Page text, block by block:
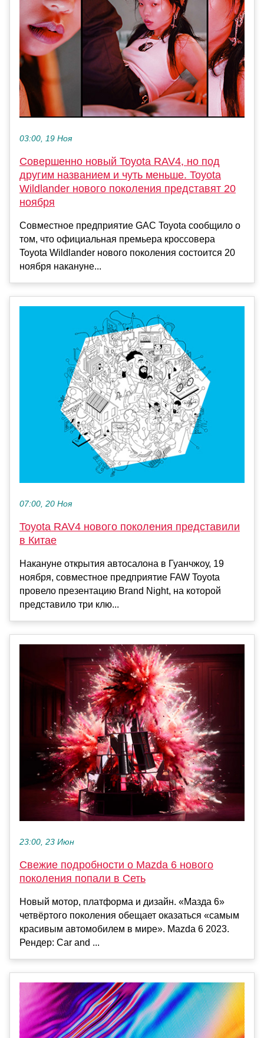
03:00, 19 Ноя
Совершенно новый Toyota RAV4, но под
другим названием и чуть меньше. Toyota
Wildlander нового поколения представят 20
ноября
Совместное предприятие GAC Toyota сообщило о
том, что официальная премьера кроссовера
Toyota Wildlander нового поколения состоится 20
ноября накануне...
07:00, 20 Ноя
Toyota RAV4 нового поколения представили
в Китае
Накануне открытия автосалона в Гуанчжоу, 19
ноября, совместное предприятие FAW Toyota
провело презентацию Brand Night, на которой
представило три клю...
23:00, 23 Июн
Свежие подробности о Mazda 6 нового
поколения попали в Сеть
Новый мотор, платформа и дизайн. «Мазда 6»
четвёртого поколения обещает оказаться «самым
красивым автомобилем в мире». Mazda 6 2023.
Рендер: Car and ...